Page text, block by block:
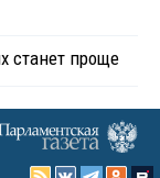
станет проще